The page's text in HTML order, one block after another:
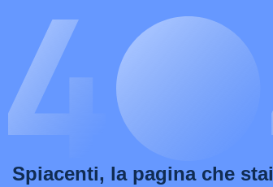
Spiacenti, la pagina che